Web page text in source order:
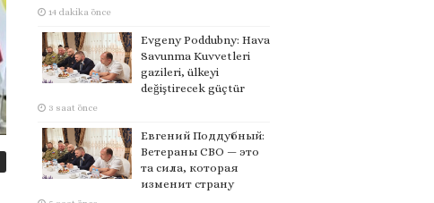
14 dakika önce
Evgeny Poddubny: Hava
Savunma Kuvvetleri
gazileri, ülkeyi
değiştirecek güçtür
3 saat önce
Евгений Поддубный:
Ветераны СВО — это
та сила, которая
изменит страну